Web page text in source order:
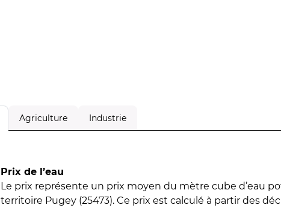
Agriculture Industrie
Prix de l’eau
Le prix représente un prix moyen du mètre cube d’eau
territoire Pugey (25473). Ce prix est calculé à partir des